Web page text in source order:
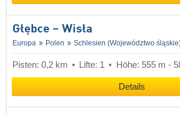
Głębce – Wisła
Europa Polen Schlesien (Województwo
Pisten: 0,2 km Lifte: 1 Höhe: 555 m -
Details